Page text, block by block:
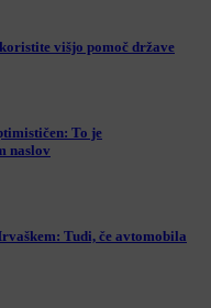
višjo pomoč države
To je
naslov
Tudi, če avtomobila